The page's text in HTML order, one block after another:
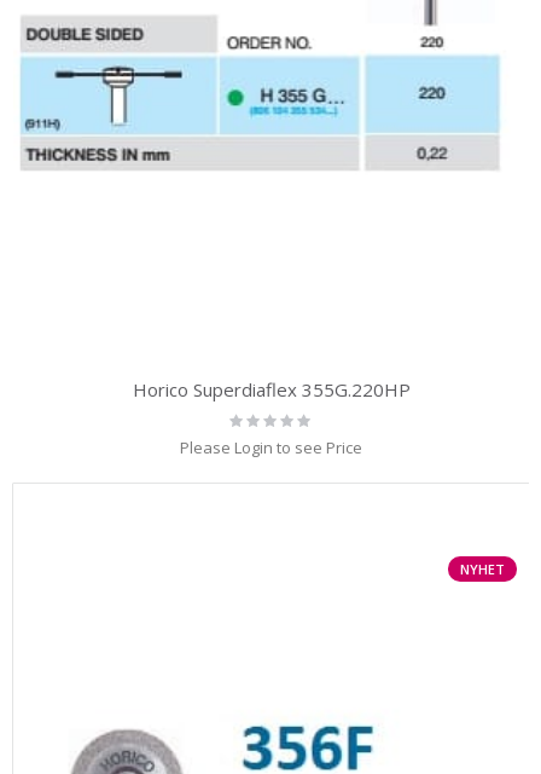
Horico Superdiaflex 355G.220HP
Rating:
Please Login to see Price
NYHET